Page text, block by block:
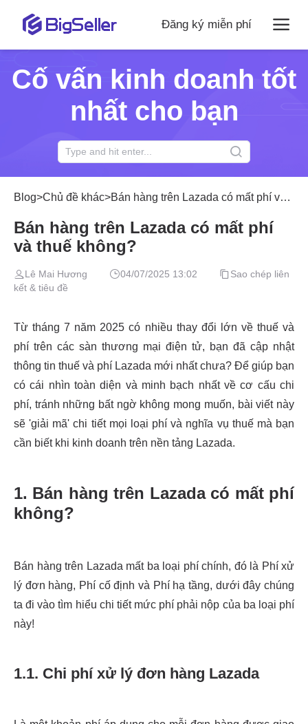
Đăng ký miễn phí
Cố vấn kinh doanh tốt
nhất cho bạn
Blog>Chủ đề khác>Bán hàng trên Lazada có mất phí và thuế không?
Bán hàng trên Lazada có mất phí
và thuế không?
Lê Mai Hương 04/07/2025 13:02
Sao chép liên
kết & tiêu đề